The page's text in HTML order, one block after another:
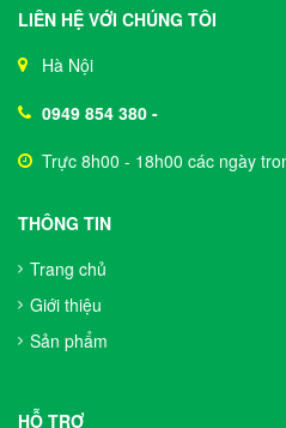
LIÊN HỆ VỚI CHÚNG TÔI
Hà Nội
0949 854 380 -
Trực 8h00 - 18h00 các ngày
THÔNG TIN
Trang chủ
Giới thiệu
Sản phẩm
HỖ TRỢ